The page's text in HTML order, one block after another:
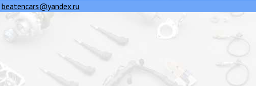
beatencars@yandex.ru